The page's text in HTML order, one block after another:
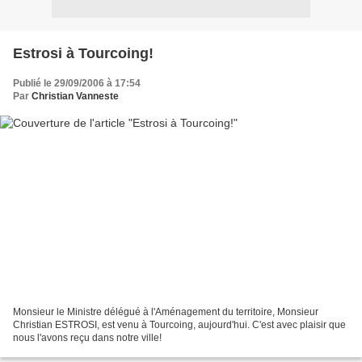
Estrosi à Tourcoing!
Publié le 29/09/2006 à 17:54
Par Christian Vanneste
Monsieur le Ministre délégué à l'Aménagement du territoire, Monsieur
Christian ESTROSI, est venu à Tourcoing, aujourd'hui. C'est avec plaisir que
nous l'avons reçu dans notre ville!